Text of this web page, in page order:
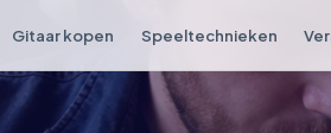
Gitaar kopen Speeltechnieken